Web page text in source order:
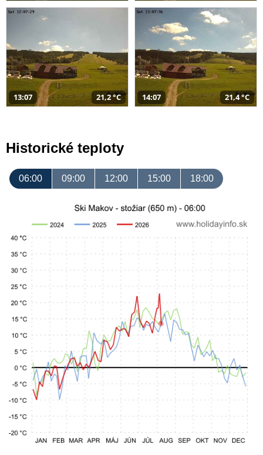
13:07 21,2 °C 14:07 21,4 °C
Historické teploty
06:00 09:00 12:00 15:00 18:00